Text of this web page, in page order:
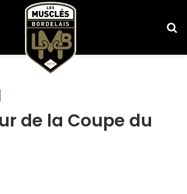
de la Coupe du